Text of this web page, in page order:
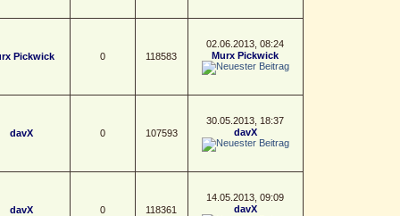
Pickwick 0 118583
02.06.2013, 08:24
Murx Pickwick
davX 0 107593
30.05.2013, 18:37
davX
davX 0 118361
14.05.2013, 09:09
davX